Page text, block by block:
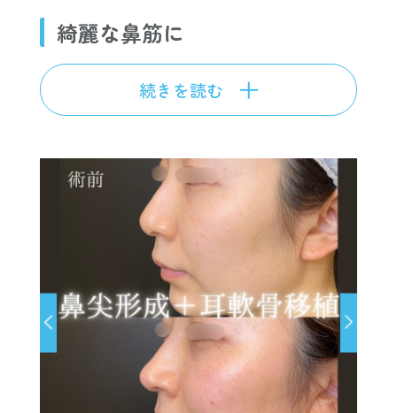
綺麗な鼻筋に
続きを読む